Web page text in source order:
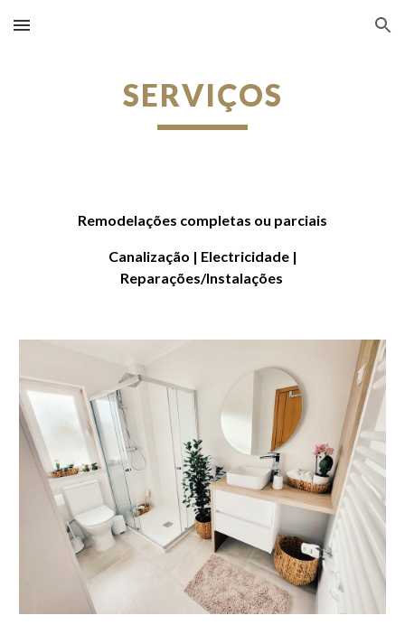
Skip to main content Skip to navigation
SERVIÇOS
Remodelações completas ou parciais
Canalização | Electricidade |
Reparações/Instalações